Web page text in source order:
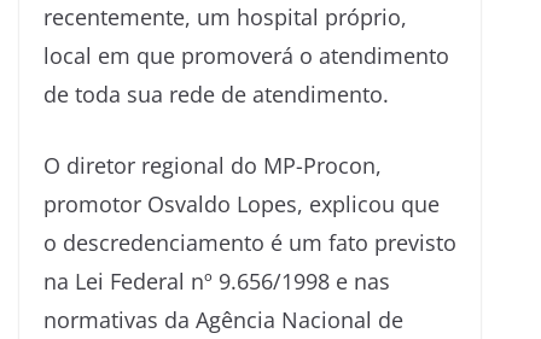
recentemente, um hospital próprio,
local em que promoverá o atendimento
de toda sua rede de atendimento.
O diretor regional do MP-Procon,
promotor Osvaldo Lopes, explicou que
o descredenciamento é um fato previsto
na Lei Federal nº 9.656/1998 e nas
normativas da Agência Nacional de